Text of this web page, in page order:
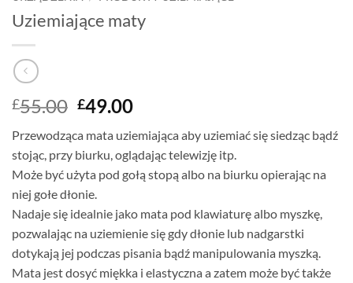
Uziemiające maty
£55.00 Original
was:
£55.00.
£49.00Current
is:
£49.00.
Przewodząca mata uziemiająca aby uziemiać się siedząc bądź
stojąc, przy biurku, oglądając telewizję itp.
Może być użyta pod gołą stopą albo na biurku opierając na
niej gołe dłonie.
Nadaje się idealnie jako mata pod klawiaturę albo myszkę,
pozwalając na uziemienie się gdy dłonie lub nadgarstki
dotykają jej podczas pisania bądź manipulowania myszką.
Mata jest dosyć miękka i elastyczna a zatem może być także